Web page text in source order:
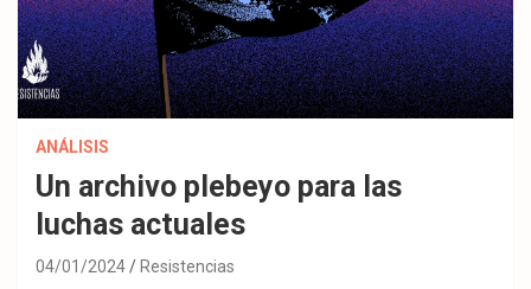
ANÁLISIS
Un archivo plebeyo para las
luchas actuales
04/01/2024 Resistencias